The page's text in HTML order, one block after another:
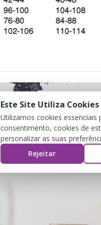
Este Site Utiliza Cookies
Utilizamos cookies
consentimento, cookies de
personalizar as suas
Rejeitar